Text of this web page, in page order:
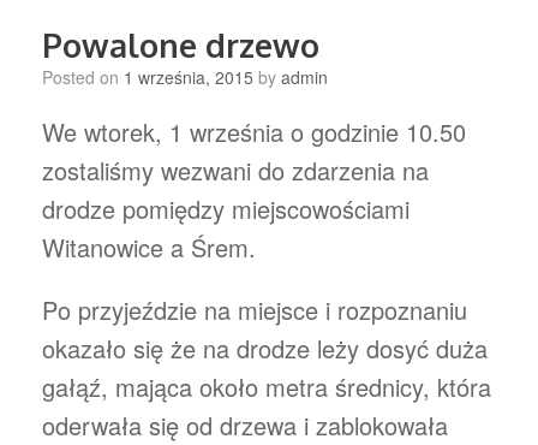
Powalone drzewo
Posted on 1 września, 2015 by admin
We wtorek, 1 września o godzinie 10.50
zostaliśmy wezwani do zdarzenia na
drodze pomiędzy miejscowościami
Witanowice a Śrem.
Po przyjeździe na miejsce i rozpoznaniu
okazało się że na drodze leży dosyć duża
gałąź, mająca około metra średnicy, która
oderwała się od drzewa i zablokowała